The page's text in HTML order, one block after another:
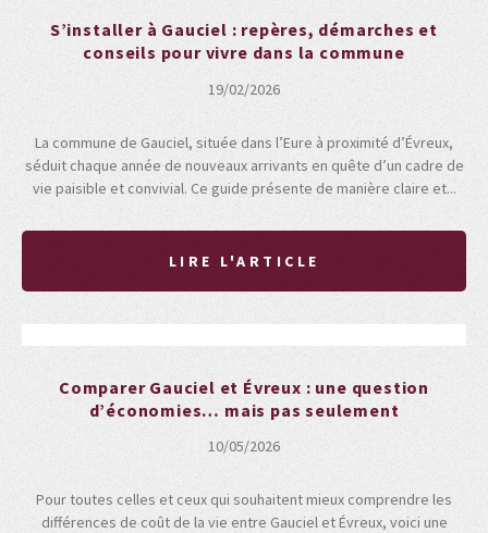
S’installer à Gauciel : repères, démarches et
conseils pour vivre dans la commune
19/02/2026
La commune de Gauciel, située dans l’Eure à proximité d’Évreux,
séduit chaque année de nouveaux arrivants en quête d’un cadre de
vie paisible et convivial. Ce guide présente de manière claire et...
LIRE L'ARTICLE
Comparer Gauciel et Évreux : une question
d’économies… mais pas seulement
10/05/2026
Pour toutes celles et ceux qui souhaitent mieux comprendre les
différences de coût de la vie entre Gauciel et Évreux, voici une